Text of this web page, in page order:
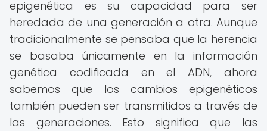
epigenética es su capacidad para ser
heredada de una generación a otra. Aunque
tradicionalmente se pensaba que la herencia
se basaba únicamente en la información
genética codificada en el ADN, ahora
sabemos que los cambios epigenéticos
también pueden ser transmitidos a través de
las generaciones. Esto significa que las